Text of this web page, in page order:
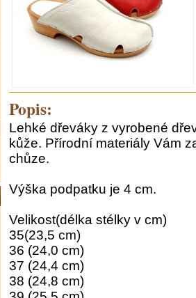
Popis:
Lehké dřeváky z vyrobené
kůže. Přírodní materiály Vám
chůze.
Výška podpatku je 4 cm.
Velikost(délka stélky v cm)
35(23,5 cm)
36 (24,0 cm)
37 (24,4 cm)
38 (24,8 cm)